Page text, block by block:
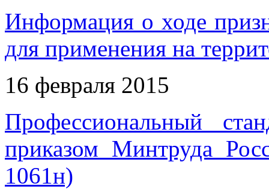
Информация о ходе
для применения на
16 февраля 2015
Профессиональный
приказом Минтруда
1061н)